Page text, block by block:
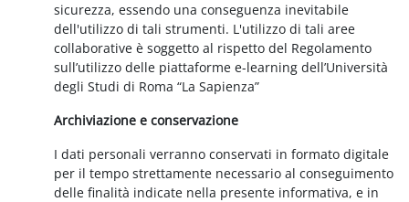
sicurezza, essendo una conseguenza inevitabile
dell'utilizzo di tali strumenti. L'utilizzo di tali aree
collaborative è soggetto al rispetto del Regolamento
sull’utilizzo delle piattaforme e-learning dell’Università
degli Studi di Roma “La Sapienza”
Archiviazione e conservazione
I dati personali verranno conservati in formato digitale
per il tempo strettamente necessario al conseguimento
delle finalità indicate nella presente informativa, e in